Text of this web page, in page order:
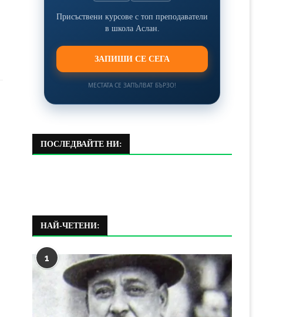
Присъствени курсове с топ преподаватели
в школа Аслан.
ЗАПИШИ СЕ СЕГА
МЕСТАТА СЕ ЗАПЪЛВАТ БЪРЗО!
ПОСЛЕДВАЙТЕ НИ:
НАЙ-ЧЕТЕНИ:
1